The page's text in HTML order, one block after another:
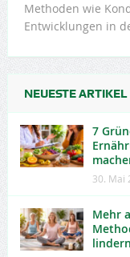
Methoden wie
Entwicklungen in
NEUESTE ARTIKEL
7
30. Mai
Mehr